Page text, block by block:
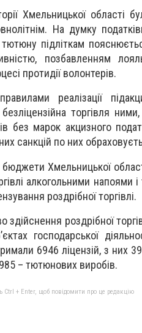
Хмельницької області
На думку
підліткам
позбавленням
протидії волонтерів.
реалізації
торгівля ними,
без марок акцизного
санкцій по них
Хмельницької
алкогольними
роздрібної торгівлі.
здійснення роздрібної
господарської
6946 ліцензій, з них
– тютюнових виробів.
Ctrl + Enter, щоб повідомити про це редакцію